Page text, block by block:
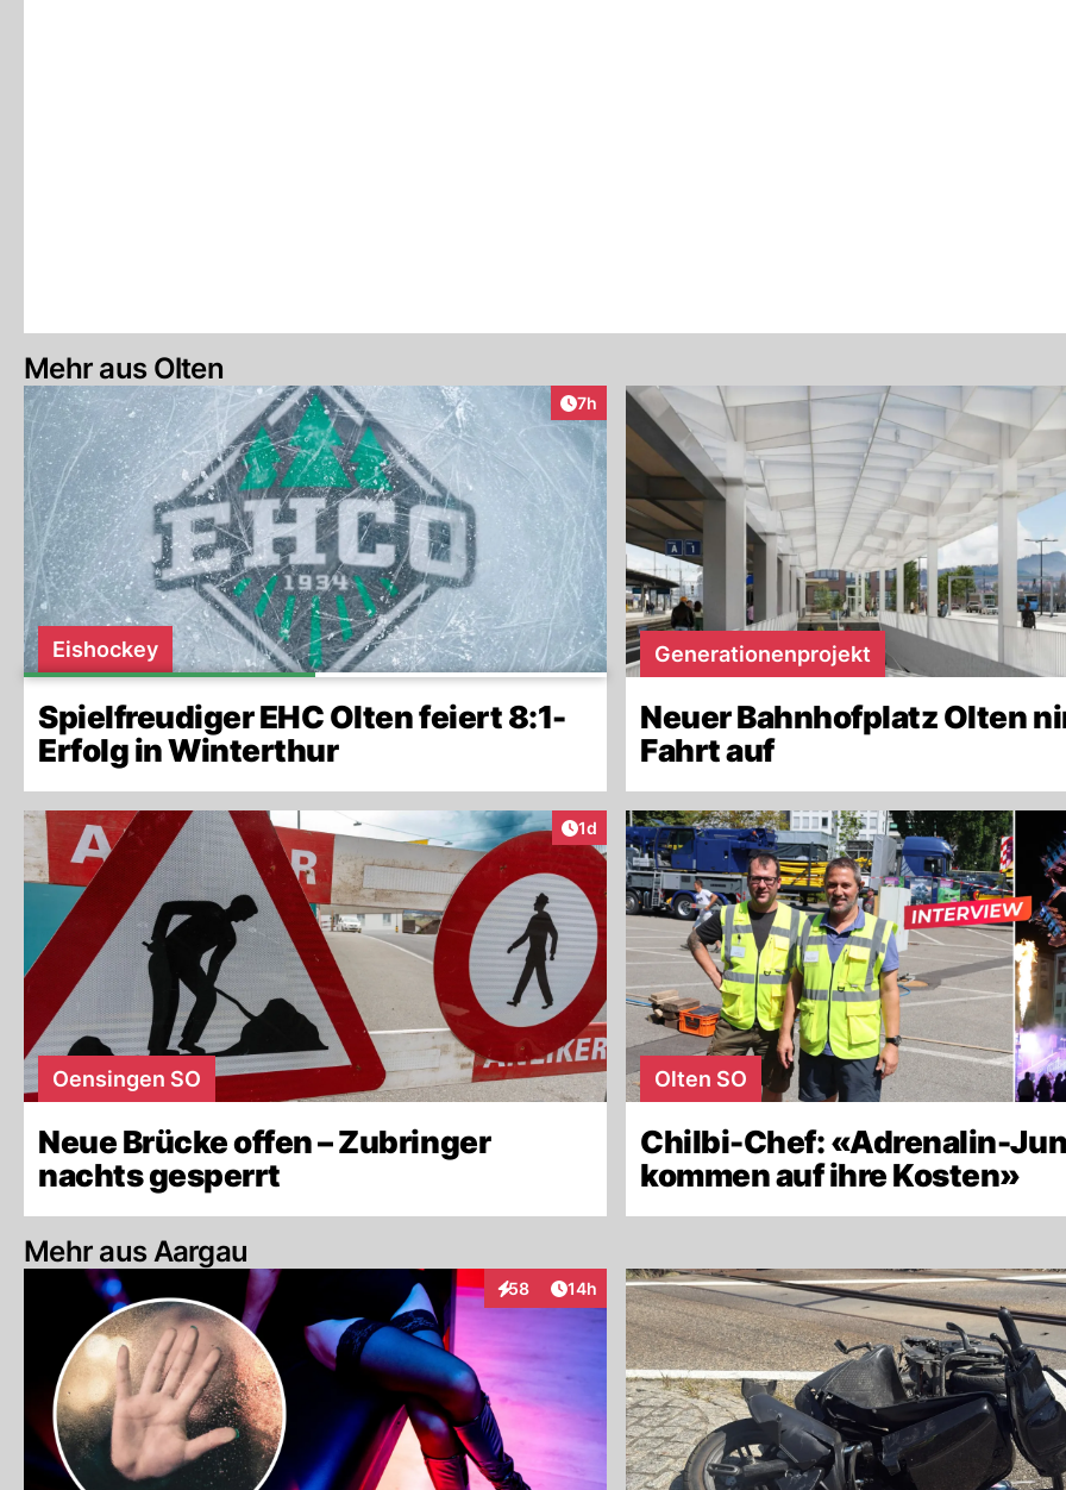
Mehr aus Olten
Artikel veröffentlicht:
7h
Eishockey
Spielfreudiger EHC Olten feiert 8:1-
Erfolg in Winterthur
Generationenprojekt
Neuer Bahnhofplatz Olten
Fahrt auf
Artikel veröffentlicht:
1d
Oensingen SO
Neue Brücke offen – Zubringer
nachts gesperrt
Olten SO
Chilbi-Chef: «Adrenalin-
kommen auf ihre Kosten»
Mehr aus Aargau
58
InteraktionenArtikel veröffentlicht:
14h